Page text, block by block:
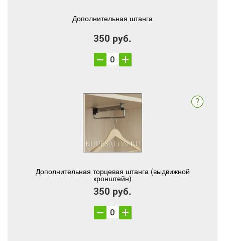
Дополнительная штанга
350 руб.
Дополнительная торцевая штанга (выдвижной
кронштейн)
350 руб.